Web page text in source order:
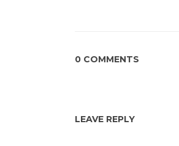
0 COMMENTS
LEAVE REPLY